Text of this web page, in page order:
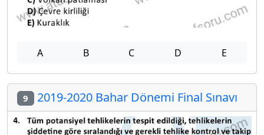
A B C D E
9 2019-2020 Bahar Dönemi Final Sınavı